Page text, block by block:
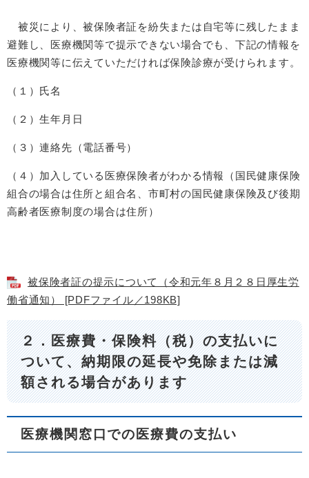
被災により、被保険者証を紛失または自宅等に残したまま
避難し、医療機関等で提示できない場合でも、下記の情報を
医療機関等に伝えていただければ保険診療が受けられます。
（１）氏名
（２）生年月日
（３）連絡先（電話番号）
（４）加入している医療保険者がわかる情報（国民健康保険
組合の場合は住所と組合名、市町村の国民健康保険及び後期
高齢者医療制度の場合は住所）
被保険者証の提示について（令和元年８月２８日厚生労
働省通知） [PDFファイル／198KB]
２．医療費・保険料（税）の支払いに
ついて、納期限の延長や免除または減
額される場合があります
医療機関窓口での医療費の支払い